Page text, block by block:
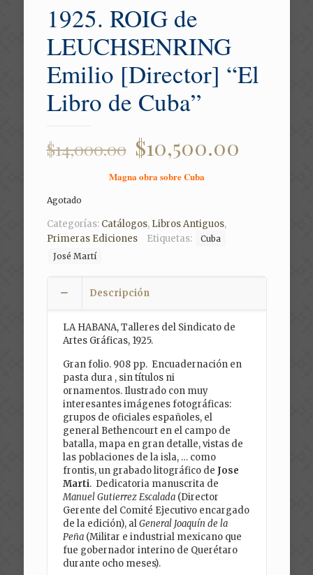
1925. ROIG de
LEUCHSENRING
Emilio [Director] “El
Libro de Cuba”
$14,000.00 Original
price
was:
$10,500.00
Magna obra sobre Cuba
Agotado
Categorías: Catálogos, Libros Antiguos,
Primeras Ediciones
Etiquetas:
Cuba
José Martí
Descripción
LA HABANA, Talleres del Sindicato de
Artes Gráficas, 1925.
Gran folio. 908 pp. Encuadernación en
pasta dura , sin títulos ni
ornamentos. Ilustrado con muy
interesantes imágenes fotográficas:
grupos de oficiales españoles, el
general Bethencourt en el campo de
batalla, mapa en gran detalle, vistas de
las poblaciones de la isla, … como
frontis, un grabado litográfico de Jose
Marti. Dedicatoria manuscrita de
Manuel Gutierrez Escalada (Director
Gerente del Comité Ejecutivo encargado
de la edición), alGeneral Joaquín de la
Peña (Militar e industrial mexicano que
fue gobernador interino de Querétaro
durante ocho meses).